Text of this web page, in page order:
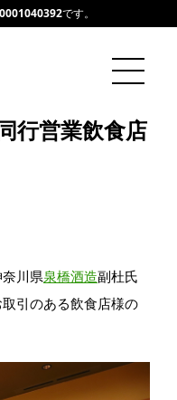
です。
行営業飲食店
川県泉橋酒造副杜氏
引のある飲食店様の